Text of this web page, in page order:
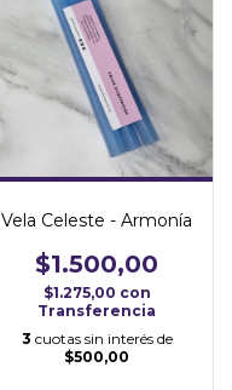
Vela Celeste - Armonía
$1.500,00
$1.275,00 con
Transferencia
3 cuotas sin interés de
$500,00